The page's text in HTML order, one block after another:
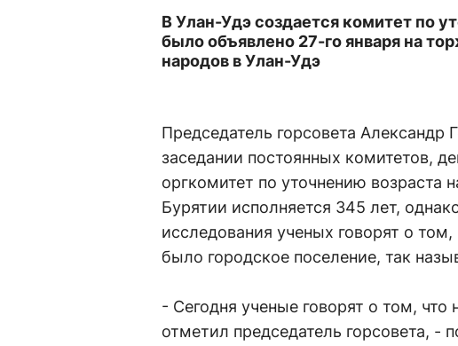
В Улан-Удэ создается комитет по
было объявлено 27-го января на
народов в Улан-Удэ
Председатель горсовета
заседании постоянных комитетов,
оргкомитет по уточнению возраста
Бурятии исполняется 345 лет,
исследования ученых говорят о
было городское поселение, так
- Сегодня ученые говорят о том,
отметил председатель горсовета, -